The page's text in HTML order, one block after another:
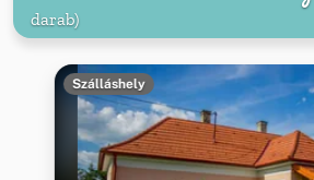
darab)
Szálláshely